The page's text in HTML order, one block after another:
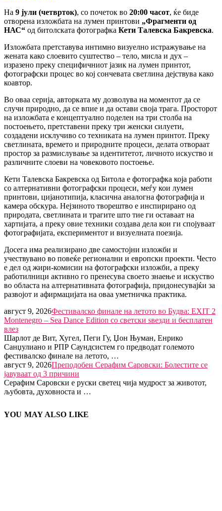
На 9 јули (четврток), со почеток во 20:00 часот, ќе биде
отворена изложбата на лумен принтови „Фрагменти од
НАС“ од битолската фотографка Кети Талевска Бакревска.
Изложбата претставува интимно визуелно истражување на
жената како слоевито суштество – тело, мисла и дух –
изразено преку специфичниот јазик на лумен принтот,
фотографски процес во кој сончевата светлина дејствува како
коавтор.
Во оваа серија, авторката му дозволува на моментот да се
случи природно, да се впие и да остави своја трага. Просторот
на изложбата е концептуално поделен на три столба на
постоењето, претставени преку три женски силуети,
создадени исклучиво со техниката на лумен принтот. Преку
светлината, времето и природните процеси, делата отвораат
простор за размислување за идентитетот, личното искуство и
различните слоеви на човековото постоење.
Кети Талевска Бакревска од Битола е фотографка која работи
со алтернативни фотографски процеси, меѓу кои лумен
принтови, цијанотипија, класична аналогна фотографија и
камера обскура. Нејзиното творештво е инспирирано од
природата, светлината и трагите што тие ги оставаат на
хартијата, а преку овие техники создава дела кои ги спојуваат
фотографијата, експериментот и визуелната поезија.
Досега има реализирано две самостојни изложби и
учествувано во повеќе регионални и европски проекти. Често
е дел од жири-комисии на фотографски изложби, а преку
работилници активно го пренесува своето знаење и искуство
во областа на алтернативната фотографија, придонесувајќи за
развојот и афирмацијата на оваа уметничка практика.
август 9, 2026Фестивалско финале на летото во Будва: EXIT 2
Montenegro – Sea Dance Edition со светски ѕвезди и бесплатен
влез
Шарлот де Вит, Хугел, Пеги Гу, Џон Њуман, Енрико
Санџулиано и РПР Саундсистем го предводат големото
фестивалско финале на летото, …
август 9, 2026Преподобен Серафим Саровски: Болестите се
јавуваат од 3 причини
Серафим Саровски е руски светец чија мудрост за животот,
љубовта, духовноста и …
YOU MAY ALSO LIKE